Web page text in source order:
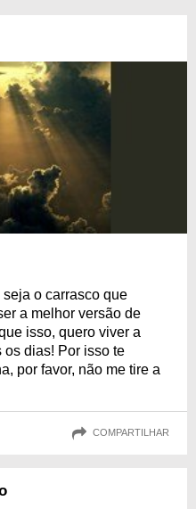
o carrasco que
a melhor versão de
isso, quero viver a
os dias! Por isso te
por favor, não me tire a
COMPARTILHAR